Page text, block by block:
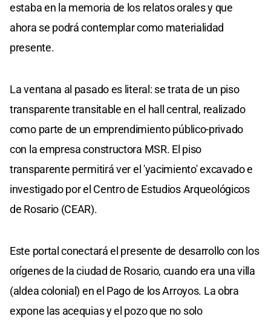
estaba en la memoria de los relatos orales y que
ahora se podrá contemplar como materialidad
presente.
La ventana al pasado es literal: se trata de un piso
transparente transitable en el hall central, realizado
como parte de un emprendimiento público-privado
con la empresa constructora MSR. El piso
transparente permitirá ver el 'yacimiento' excavado e
investigado por el Centro de Estudios Arqueológicos
de Rosario (CEAR).
Este portal conectará el presente de desarrollo con los
orígenes de la ciudad de Rosario, cuando era una villa
(aldea colonial) en el Pago de los Arroyos. La obra
expone las acequias y el pozo que no solo